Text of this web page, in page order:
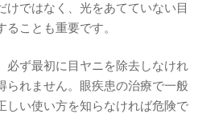
けではなく、光をあてていない目
ことも重要です。
必ず最初に目ヤニを除去しなけれ
られません。眼疾患の治療で一般
しい使い方を知らなければ危険で